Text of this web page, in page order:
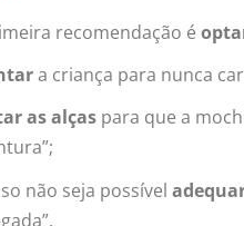
recomendação é
a criança para nunca
as alças para que a
não seja possível